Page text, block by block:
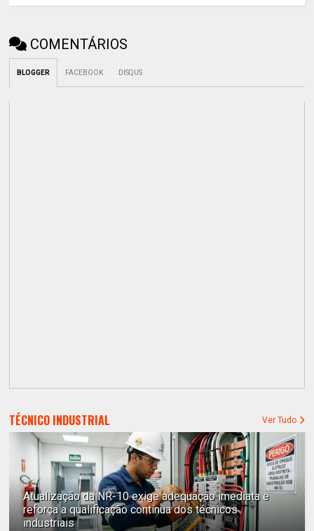
COMENTÁRIOS
BLOGGER FACEBOOK DISQUS
TÉCNICO INDUSTRIAL Ver Tudo
Atualização da NR-10 exige adequação imediata e
reforça a qualificação contínua dos técnicos
industriais